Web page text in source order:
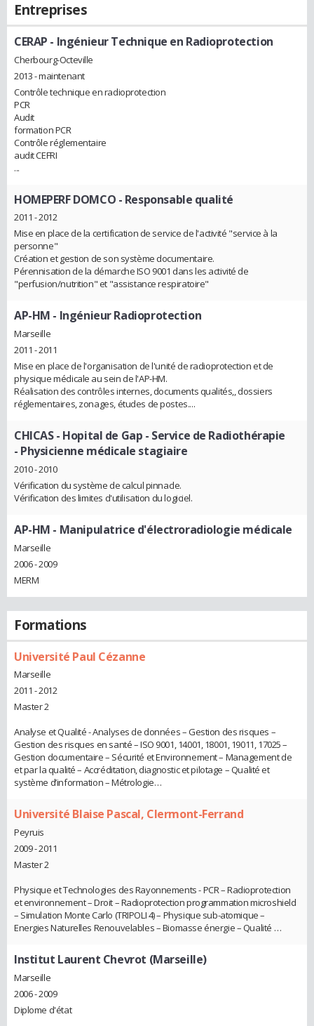
Entreprises
CERAP - Ingénieur Technique en Radioprotection
Cherbourg-Octeville
2013 - maintenant
Contrôle technique en radioprotection
PCR
Audit
formation PCR
Contrôle réglementaire
audit CEFRI
...
HOMEPERF DOMCO - Responsable qualité
2011 - 2012
Mise en place de la certification de service de l'activité "service à la
personne"
Création et gestion de son système documentaire.
Pérennisation de la démarche ISO 9001 dans les activité de
"perfusion/nutrition" et "assistance respiratoire"
AP-HM - Ingénieur Radioprotection
Marseille
2011 - 2011
Mise en place de l'organisation de l'unité de radioprotection et de
physique médicale au sein de l'AP-HM.
Réalisation des contrôles internes, documents qualités,, dossiers
réglementaires, zonages, études de postes....
CHICAS - Hopital de Gap - Service de Radiothérapie
- Physicienne médicale stagiaire
2010 - 2010
Vérification du système de calcul pinnacle.
Vérification des limites d'utilisation du logiciel.
AP-HM - Manipulatrice d'électroradiologie médicale
Marseille
2006 - 2009
MERM
Formations
Université Paul Cézanne
Marseille
2011 - 2012
Master 2
Analyse et Qualité - Analyses de données – Gestion des risques –
Gestion des risques en santé – ISO 9001, 14001, 18001, 19011, 17025 –
Gestion documentaire – Sécurité et Environnement – Management de
et par la qualité – Accréditation, diagnostic et pilotage – Qualité et
système d’information – Métrologie…
Université Blaise Pascal, Clermont-Ferrand
Peyruis
2009 - 2011
Master 2
Physique et Technologies des Rayonnements - PCR – Radioprotection
et environnement – Droit – Radioprotection programmation microshield
– Simulation Monte Carlo (TRIPOLI 4) – Physique sub-atomique –
Energies Naturelles Renouvelables – Biomasse énergie – Qualité …
Institut Laurent Chevrot (Marseille)
Marseille
2006 - 2009
Diplome d'état